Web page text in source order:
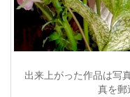
出来上がった作品は写
真を郵